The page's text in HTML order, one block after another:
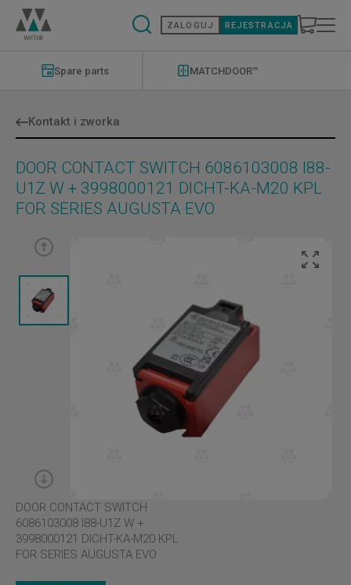
Przejdź
treści
ZALOGUJ REJESTRACJA
Spare parts MATCHDOOR™
Kontakt i zworka
DOOR CONTACT SWITCH 6086103008 I88-
U1Z W + 3998000121 DICHT-KA-M20 KPL
FOR SERIES AUGUSTA EVO
DOOR CONTACT SWITCH
6086103008 I88-U1Z W +
3998000121 DICHT-KA-M20 KPL
FOR SERIES AUGUSTA EVO